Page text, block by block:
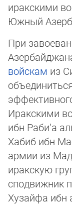
иракскими
Южный
При
войскам из
Иракскими
ибн Раби‘а
Хабиб ибн
армии из
иракскую
сподвижник
Хузайфа ибн